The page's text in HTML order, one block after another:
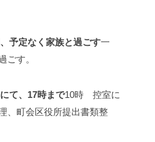
予定なく家族と過ごす一
ごす。
て、17時まで10時 控室に
、町会区役所提出書類整